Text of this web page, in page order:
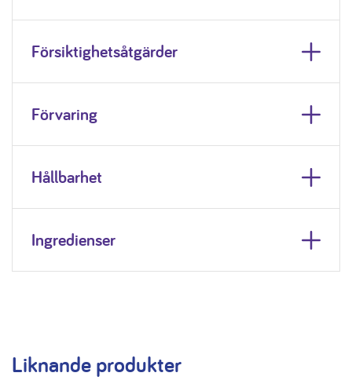
Försiktighetsåtgärder
Förvaring
Hållbarhet
Ingredienser
Liknande produkter